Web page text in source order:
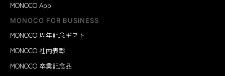
MONOCO App
MONOCO FOR BUSINESS
MONOCO 周年記念ギフト
MONOCO 社内表彰
MONOCO 卒業記念品